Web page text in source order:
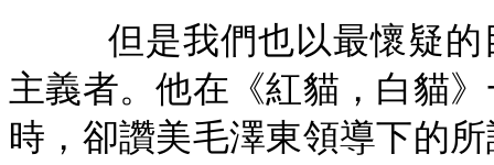
但是我們也以最懷疑
主義者。他在《紅貓，白貓
時，卻讚美毛澤東領導下的